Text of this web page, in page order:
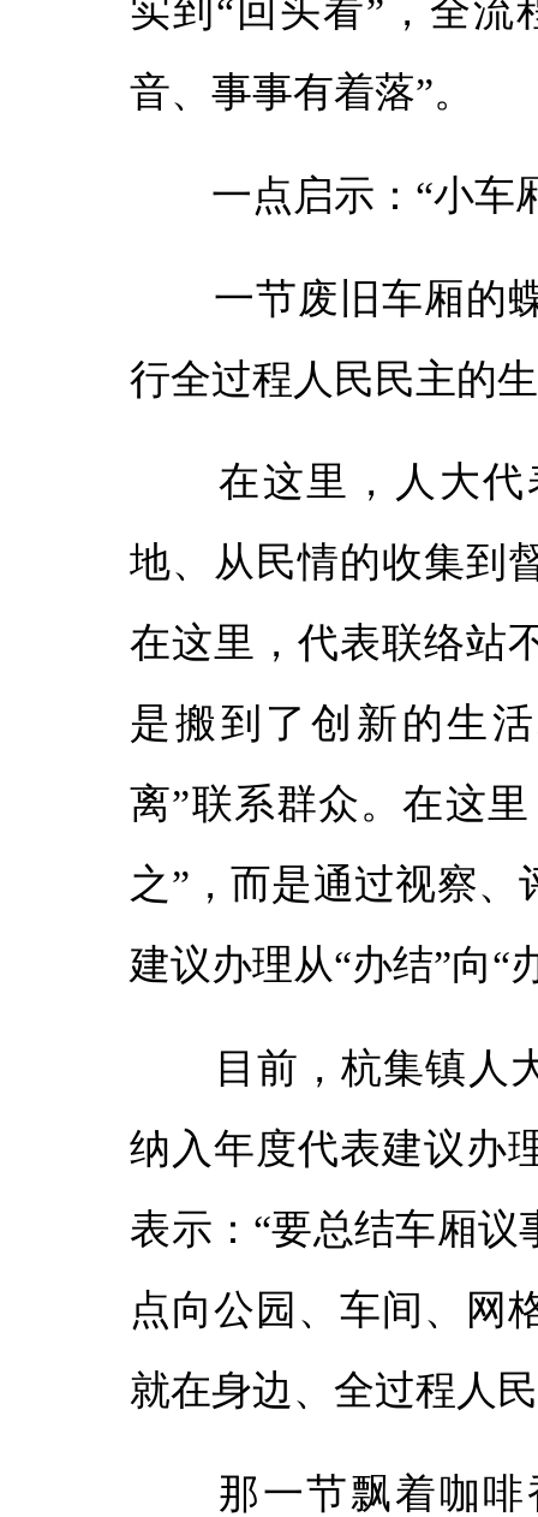
实到“回头看”，全流
音、事事有着落”。
一点启示：“小车
一节废旧车厢的蝶
行全过程人民民主的
在这里，人大代
地、从民情的收集到
在这里，代表联络站
是搬到了创新的生
离”联系群众。在这
之”，而是通过视察
建议办理从“办结”向“
目前，杭集镇人大
纳入年度代表建议办
表示：“要总结车厢
点向公园、车间、网
就在身边、全过程人
那一节飘着咖啡